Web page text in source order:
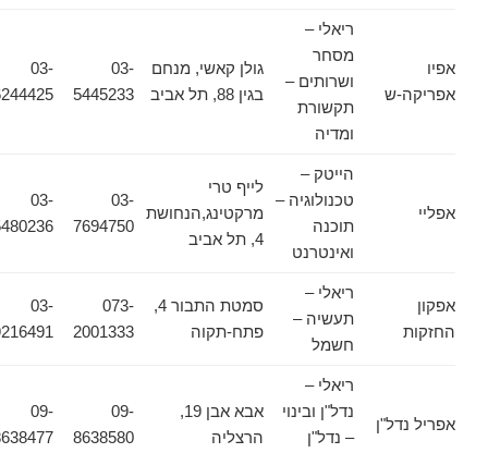
אפיו
אפריקה-ש
ריאלי –
מסחר
ושרותים –
תקשורת
ומדיה
גולן קאשי, מנחם
בגין 88, תל אביב
03-
5445233
03-
6244425
אפליי
הייטק –
טכנולוגיה –
תוכנה
ואינטרנט
לייף טרי
מרקטינג,הנחושת
03-
7694750
03-
5480236
אפקון
החזקות
ריאלי –
תעשיה –
חשמל
סמטת התבור 4,
פתח-תקוה
073-
2001333
03-
9216491
אפריל נדל"ן
ריאלי –
נדל"ן ובינוי
– נדל"ן
אבא אבן 19,
הרצליה
09-
8638580
09-
8638477